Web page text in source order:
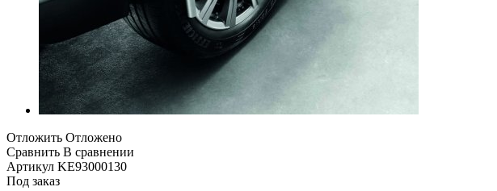
Отложить Отложено
Сравнить В сравнении
Артикул KE93000130
Под заказ